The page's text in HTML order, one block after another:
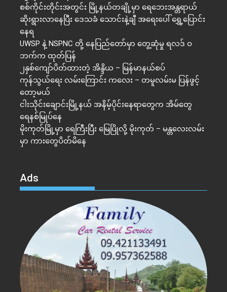
စစ်ကိုင်းတိုင်းအတွင်း မြို့နယ်တချို့မှာ ရေဘေးအန္တရာယ်
ဆိုးရွားလာနေပြီး ဒေသခံ သောင်းနဲ့ချီ အရေးပေါ် ရွှေ့ပြောင်း
နေရ
UWSP နဲ့ NSPNC တို့ နေပြည်တော်မှာ တွေ့ဆုံမှု ရလဒ် ဝ
ဘက်က ထုတ်ပြန်
၂နှစ်​ကျော်ပိတ်ထားတဲ့ အိန္ဒိယ – မြန်မာနယ်စပ်
ကုန်သွယ်ရေး လမ်းကြောင်း ကလေး – တမူလမ်းမ ပြန်ဖွင့်
တော့မယ်
ငါးသိုင်းချောင်းမြို့နယ် အနိမ့်ပိုင်းနေရာတွေက အိမ်​တွေ
ရေနစ်မြုပ်နေ
မိုးကုတ်မြို့မှာ ရေကြီးပြီး မြေပြိုလို့ မိုးကုတ် – မန္တလေးလမ်း
မှာ ကားတွေပိတ်မိနေ
Ads